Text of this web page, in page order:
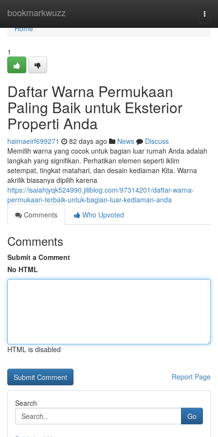
bookmarkwuzz
Home
Home
1
Daftar Warna Permukaan
Paling Baik untuk Eksterior
Properti Anda
haimaeirf699271 82 days ago News
Discuss
Memilih warna yang cocok untuk bagian luar rumah Anda adalah
langkah yang signifikan. Perhatikan elemen seperti iklim
setempat, tingkat matahari, dan desain kediaman Kita. Warna
akrilik biasanya dipilih karena
https://isaiahjyqk524990.jiliblog.com/97314201/daftar-warna-
permukaan-terbaik-untuk-bagian-luar-kediaman-anda
Comments
Who Upvoted
Comments
Submit a Comment
No HTML
HTML is disabled
Report Page
Search
Go